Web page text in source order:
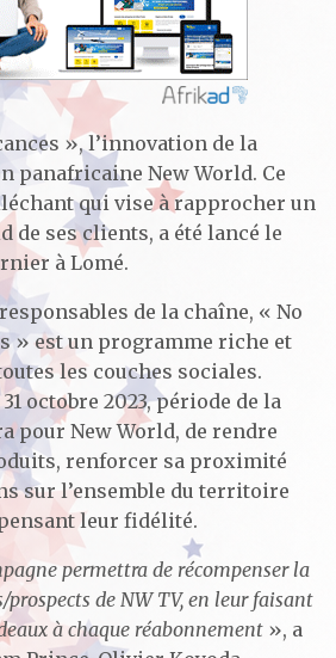
», l’innovation de la
panafricaine New World. Ce
qui vise à rapprocher un
de ses clients, a été lancé le
à Lomé.
de la chaîne, « No
» est un programme riche et
les couches sociales.
octobre 2023, période de la
pour New World, de rendre
renforcer sa proximité
sur l’ensemble du territoire
leur fidélité.
permettra de récompenser la
de NW TV, en leur faisant
à chaque réabonnement », a